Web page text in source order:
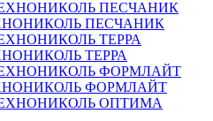
ПЕСЧАНИК
ТЕРРА
ФОРМЛАЙТ